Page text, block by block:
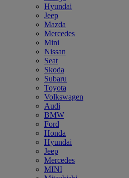
Hyundai
Jeep
Mazda
Mercedes
Mini
Nissan
Seat
Skoda
Subaru
Toyota
Volkswagen
Audi
BMW
Ford
Honda
Hyundai
Jeep
Mercedes
MINI